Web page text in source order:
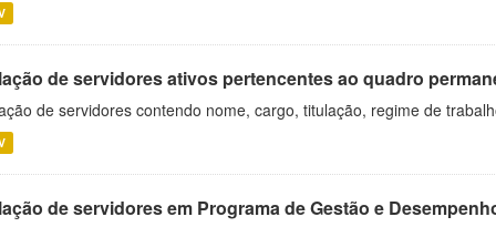
de servidores ativos pertencentes ao quadro
de servidores contendo nome, cargo, titulação, regime de
de servidores em Programa de Gestão e